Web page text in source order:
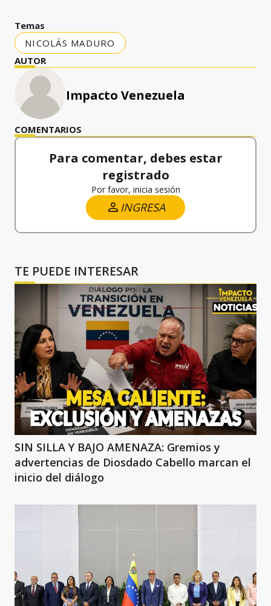
Temas
NICOLÁS MADURO
AUTOR
Impacto Venezuela
COMENTARIOS
Para comentar, debes estar
registrado
Por favor, inicia sesión
INGRESA
TE PUEDE INTERESAR
SIN SILLA Y BAJO AMENAZA: Gremios y
advertencias de Diosdado Cabello marcan el
inicio del diálogo